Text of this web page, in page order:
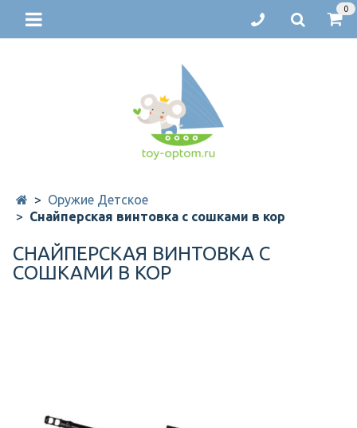
0
Оружие Детское
Снайперская винтовка с сошками в кор
СНАЙПЕРСКАЯ ВИНТОВКА С
СОШКАМИ В КОР